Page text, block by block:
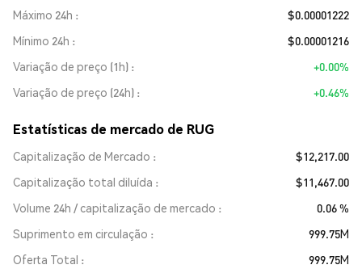
Máximo 24h
$0.00001222
Mínimo 24h
$0.00001216
Variação de preço (1h)
+0.00%
Variação de preço (24h)
+0.46%
Estatísticas de mercado de RUG
Capitalização de Mercado
$12,217.00
Capitalização total diluída
$11,467.00
Volume 24h / capitalização de mercado
0.06 %
Suprimento em circulação
999.75M
Oferta Total
999.75M